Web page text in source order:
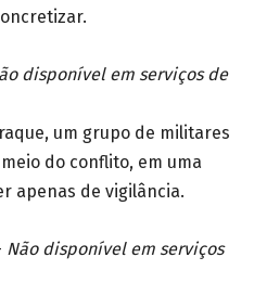
disponível em serviços de
um grupo de militares
do conflito, em uma
apenas de vigilância.
Não disponível em serviços